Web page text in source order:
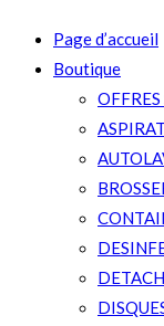
Page d’accueil
Boutique
OFFRES